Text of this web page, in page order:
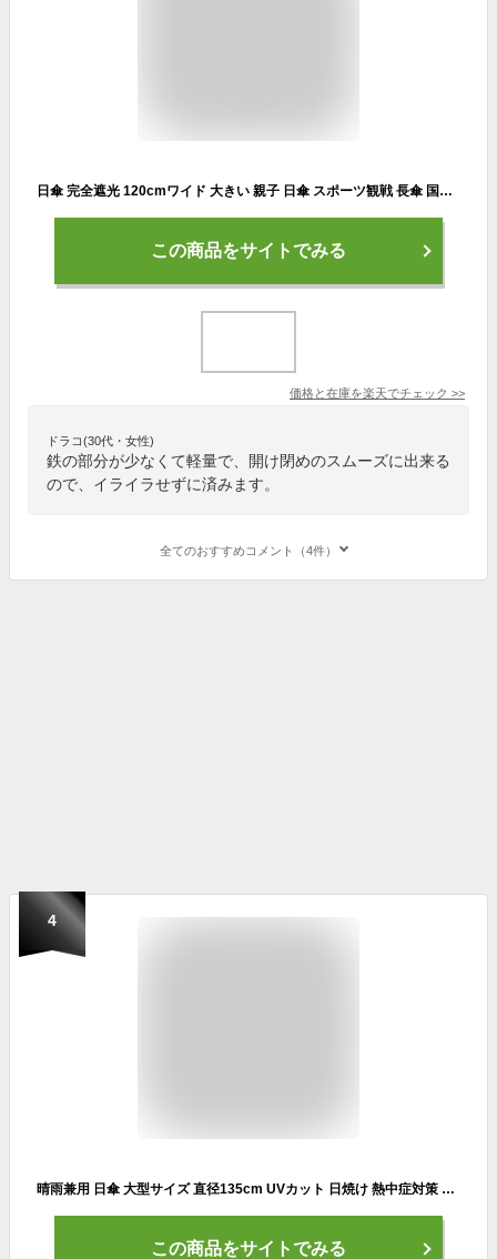
日傘 完全遮光 120cmワイド 大きい 親子 日傘 スポーツ観戦 長傘 国内検査機関 100％UVカット実証 UVカット 100％ 完全遮光 軽量 アルミ合金 ゴルフ サッカー ビッグサイズ 大きめ 大きい ワンタッチ ジャンプ傘 パラソル 一部宅配便送料無料
この商品をサイトでみる
価格と在庫を楽天でチェック >>
ドラコ(30代・女性)
鉄の部分が少なくて軽量で、開け閉めのスムーズに出来る
ので、イライラせずに済みます。
全てのおすすめコメント（4件）
4
晴雨兼用 日傘 大型サイズ 直径135cm UVカット 日焼け 熱中症対策 風に強い二重構造 ゴルフ傘 スポーツ観戦 自動開傘 ワンタッチ ジャンプ傘 釣り防風防水傘
この商品をサイトでみる